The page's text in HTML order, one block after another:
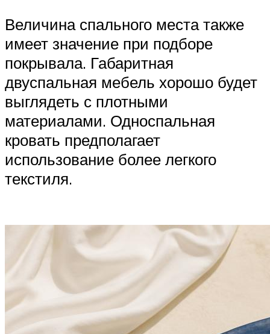
Величина спального места также
имеет значение при подборе
покрывала. Габаритная
двуспальная мебель хорошо будет
выглядеть с плотными
материалами. Односпальная
кровать предполагает
использование более легкого
текстиля.